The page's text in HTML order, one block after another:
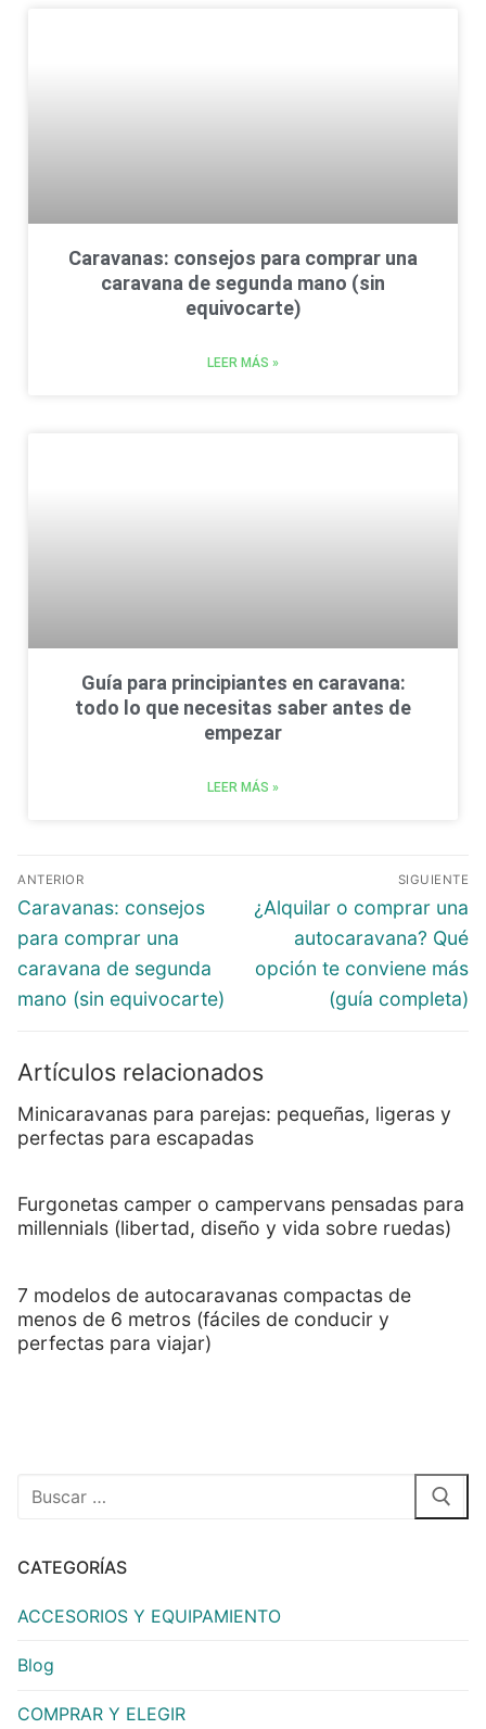
Caravanas: consejos para comprar una
caravana de segunda mano (sin
equivocarte)
LEER MÁS »
Guía para principiantes en caravana:
todo lo que necesitas saber antes de
empezar
LEER MÁS »
ANTERIOR
Caravanas: consejos
para comprar una
caravana de segunda
mano (sin equivocarte)
SIGUIENTE
¿Alquilar o comprar una
autocaravana? Qué
opción te conviene más
(guía completa)
Artículos relacionados
Minicaravanas para parejas: pequeñas, ligeras y
perfectas para escapadas
Furgonetas camper o campervans pensadas para
millennials (libertad, diseño y vida sobre ruedas)
7 modelos de autocaravanas compactas de
menos de 6 metros (fáciles de conducir y
perfectas para viajar)
CATEGORÍAS
ACCESORIOS Y EQUIPAMIENTO
Blog
COMPRAR Y ELEGIR